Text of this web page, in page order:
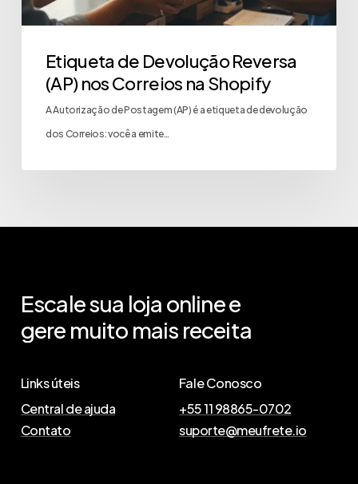
Etiqueta de Devolução Reversa
(AP) nos Correios na Shopify
A Autorização de Postagem (AP) é a etiqueta de devolução
dos Correios: você a emite…
Escalesua loja onlinee
gere muito mais receita
Links úteis
Central de ajuda
Contato
Fale Conosco
+55 11 98865-0702
suporte@meufrete.io